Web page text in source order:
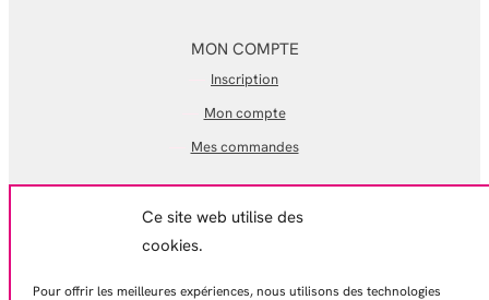
Ce site web utilise des
cookies.
Pour offrir les meilleures expériences, nous utilisons des technologies
MON COMPTE
Inscription
Mon compte
Mes commandes